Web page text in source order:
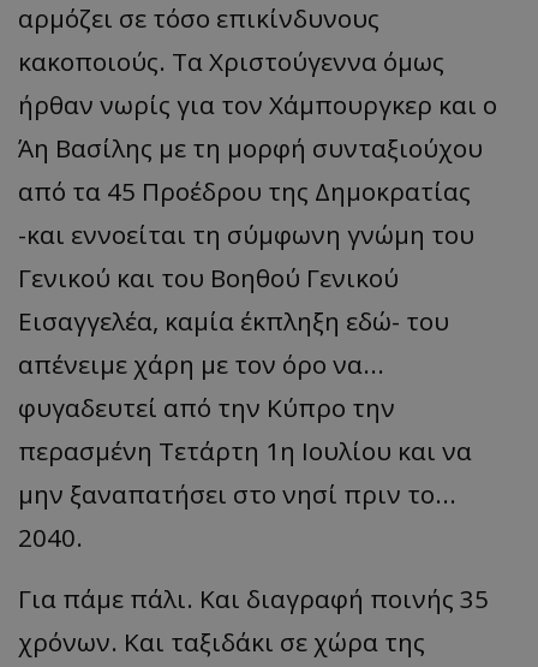
αρμόζει σε τόσο επικίνδυνους
κακοποιούς. Τα Χριστούγεννα όμως
ήρθαν νωρίς για τον Χάμπουργκερ και ο
Άη Βασίλης με τη μορφή συνταξιούχου
από τα 45 Προέδρου της Δημοκρατίας
-και εννοείται τη σύμφωνη γνώμη του
Γενικού και του Βοηθού Γενικού
Εισαγγελέα, καμία έκπληξη εδώ- του
απένειμε χάρη με τον όρο να...
φυγαδευτεί από την Κύπρο την
περασμένη Τετάρτη 1η Ιουλίου και να
μην ξαναπατήσει στο νησί πριν το...
2040.
Για πάμε πάλι. Και διαγραφή ποινής 35
χρόνων. Και ταξιδάκι σε χώρα της